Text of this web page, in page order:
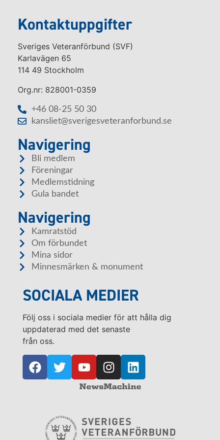
Kontaktuppgifter
Sveriges Veteranförbund (SVF)
Karlavägen 65
114 49 Stockholm
Org.nr: 828001-0359
+46 08-25 50 30
kansliet@sverigesveteranforbund.se
Navigering
Bli medlem
Föreningar
Medlemstidning
Gula bandet
Navigering
Kamratstöd
Om förbundet
Mina sidor
Minnesmärken & monument
SOCIALA MEDIER
Följ oss i sociala medier för att hålla dig
uppdaterad med det senaste
från oss.